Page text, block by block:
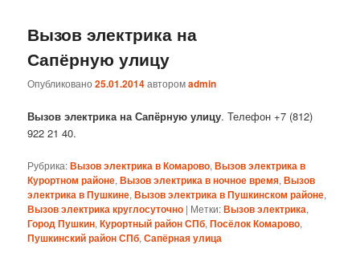
Вызов электрика на
Сапёрную улицу
Опубликовано25.01.2014авторомadmin
Вызов электрика на Сапёрную улицу. Телефон +7 (812)
922 21 40.
Рубрика:Вызов электрика в Комарово,Вызов электрика в
Курортном районе,Вызов электрика в ночное время,Вызов
электрика в Пушкине,Вызов электрика в Пушкинском районе,
Вызов электрика круглосуточно | Метки:Вызов электрика,
Город Пушкин,Курортный район СПб,Посёлок Комарово,
Пушкинский район СПб,Сапёрная улица